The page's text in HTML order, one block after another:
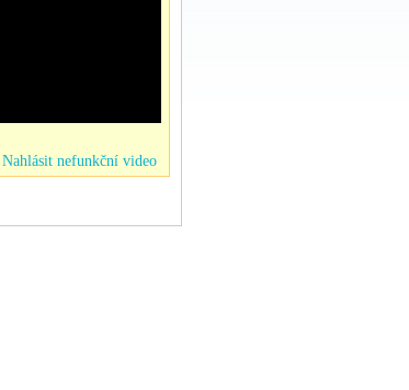
Nahlásit nefunkční video